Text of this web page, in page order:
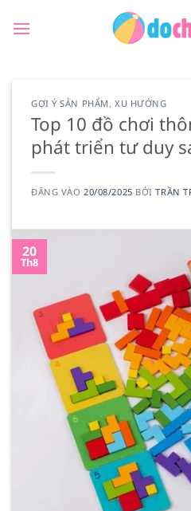
qua
GỢI Ý SẢN PHẨM , XU HƯỚNG
Top 10 đồ chơi
phát triển tư duy
ĐĂNG VÀO 20/08/2025 BỞITRẦN
20
Th8